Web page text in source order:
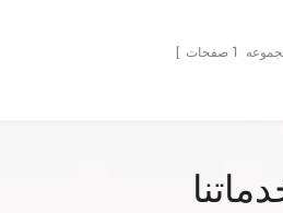
1